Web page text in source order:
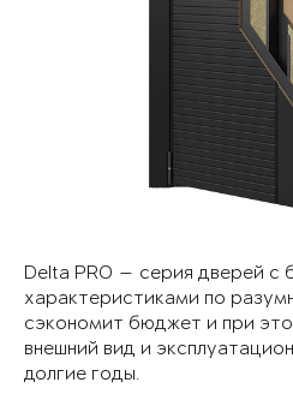
Delta PRO — серия дверей с
характеристиками по
сэкономит бюджет и при
внешний вид и
долгие годы.